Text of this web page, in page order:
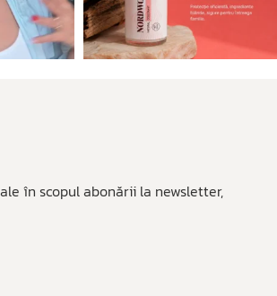
în scopul abonării la newsletter,